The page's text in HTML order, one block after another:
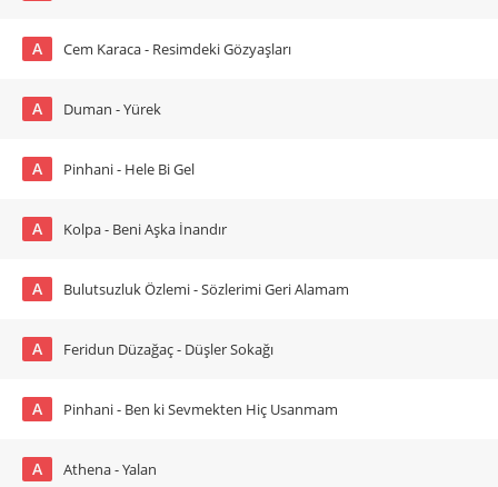
A Cem Karaca - Resimdeki Gözyaşları
A Duman - Yürek
A Pinhani - Hele Bi Gel
A Kolpa - Beni Aşka İnandır
A Bulutsuzluk Özlemi - Sözlerimi Geri Alamam
A Feridun Düzağaç - Düşler Sokağı
A Pinhani - Ben ki Sevmekten Hiç Usanmam
A Athena - Yalan